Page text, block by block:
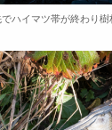
ハイマツ帯が終わり樹